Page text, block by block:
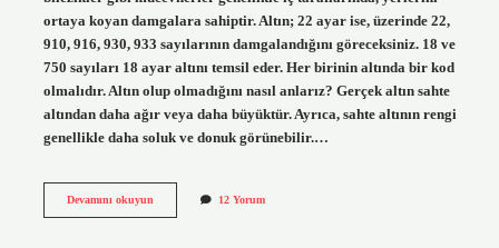
ortaya koyan damgalara sahiptir. Altın; 22 ayar ise, üzerinde 22,
910, 916, 930, 933 sayılarının damgalandığını göreceksiniz. 18 ve
750 sayıları 18 ayar altını temsil eder. Her birinin altında bir kod
olmalıdır. Altın olup olmadığını nasıl anlarız? Gerçek altın sahte
altından daha ağır veya daha büyüktür. Ayrıca, sahte altının rengi
genellikle daha soluk ve donuk görünebilir.…
Devamını okuyunHer
12 Yorum